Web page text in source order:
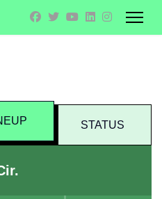
STATUS